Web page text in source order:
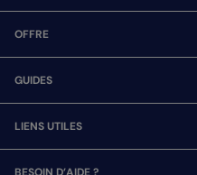
OFFRE
GUIDES
LIENS UTILES